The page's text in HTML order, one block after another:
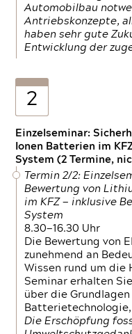
Automobilbau
Antriebskonzepte,
haben sehr gute
Entwicklung der
2
Einzelseminar:
Ionen Batterien im
System (2 Termine,
Termin 2/2:
Bewertung von
im KFZ — inklusive
System
8.30—16.30 Uhr
Die Bewertung von
zunehmend an
Wissen rund um die
Seminar erhalten
über die
Die Erschöpfung